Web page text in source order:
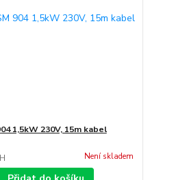
1,5kW 230V, 15m kabel
Není skladem